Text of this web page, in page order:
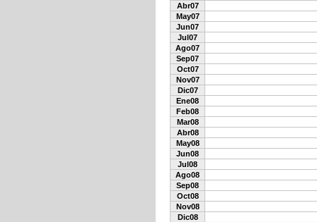
Abr07
May07
Jun07
Jul07
Ago07
Sep07
Oct07
Nov07
Dic07
Ene08
Feb08
Mar08
Abr08
May08
Jun08
Jul08
Ago08
Sep08
Oct08
Nov08
Dic08